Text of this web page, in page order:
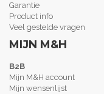
Garantie
Product info
Veel gestelde vragen
MIJN M&H
B2B
Mijn M&H account
Mijn wensenlijst